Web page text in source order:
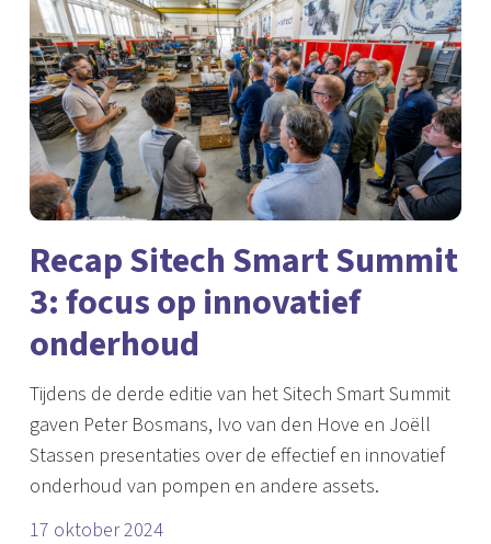
Recap Sitech Smart Summit
3: focus op innovatief
onderhoud
Tijdens de derde editie van het Sitech Smart Summit
gaven Peter Bosmans, Ivo van den Hove en Joëll
Stassen presentaties over de effectief en innovatief
onderhoud van pompen en andere assets.
17 oktober 2024